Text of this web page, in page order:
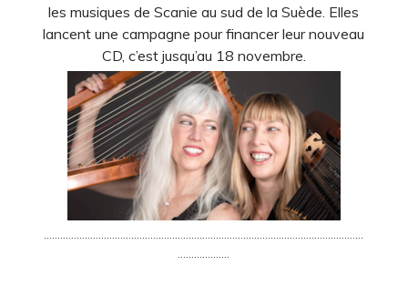
les musiques de Scanie au sud de la Suède. Elles
lancent unecampagne pour financer leur nouveau
CD, c’est jusqu’au 18 novembre.